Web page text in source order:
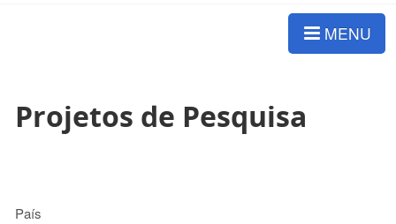
MENU
Projetos de Pesquisa
País